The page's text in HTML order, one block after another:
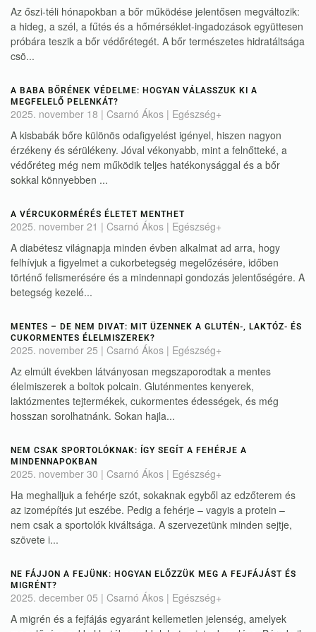
Az őszi-téli hónapokban a bőr működése jelentősen megváltozik:
a hideg, a szél, a fűtés és a hőmérséklet-ingadozások együttesen
próbára teszik a bőr védőrétegét. A bőr természetes hidratáltsága
csö...
A BABA BŐRÉNEK VÉDELME: HOGYAN VÁLASSZUK KI A
MEGFELELŐ PELENKÁT?
2025. november 18 | Csarnó Ákos | Egészség+
A kisbabák bőre különös odafigyelést igényel, hiszen nagyon
érzékeny és sérülékeny. Jóval vékonyabb, mint a felnőtteké, a
védőréteg még nem működik teljes hatékonysággal és a bőr
sokkal könnyebben ...
A VÉRCUKORMÉRÉS ÉLETET MENTHET
2025. november 21 | Csarnó Ákos | Egészség+
A diabétesz világnapja minden évben alkalmat ad arra, hogy
felhívjuk a figyelmet a cukorbetegség megelőzésére, időben
történő felismerésére és a mindennapi gondozás jelentőségére. A
betegség kezelé...
MENTES – DE NEM DIVAT: MIT ÜZENNEK A GLUTÉN-, LAKTÓZ- ÉS
CUKORMENTES ÉLELMISZEREK?
2025. november 25 | Csarnó Ákos | Egészség+
Az elmúlt években látványosan megszaporodtak a mentes
élelmiszerek a boltok polcain. Gluténmentes kenyerek,
laktózmentes tejtermékek, cukormentes édességek, és még
hosszan sorolhatnánk. Sokan hajla...
NEM CSAK SPORTOLÓKNAK: ÍGY SEGÍT A FEHÉRJE A
MINDENNAPOKBAN
2025. november 30 | Csarnó Ákos | Egészség+
Ha meghalljuk a fehérje szót, sokaknak egyből az edzőterem és
az izomépítés jut eszébe. Pedig a fehérje – vagyis a protein –
nem csak a sportolók kiváltsága. A szervezetünk minden sejtje,
szövete i...
NE FÁJJON A FEJÜNK: HOGYAN ELŐZZÜK MEG A FEJFÁJÁST ÉS
MIGRÉNT?
2025. december 05 | Csarnó Ákos | Egészség+
A migrén és a fejfájás egyaránt kellemetlen jelenség, amelyek